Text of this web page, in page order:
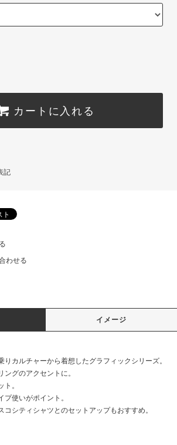
カートに入れる
記
わせる
イメージ
りカルチャーから着想したグラフィックシリーズ。
ングのアクセントに。
ト。
プ使いがポイント。
コシティシャツとのセットアップもおすすめ。